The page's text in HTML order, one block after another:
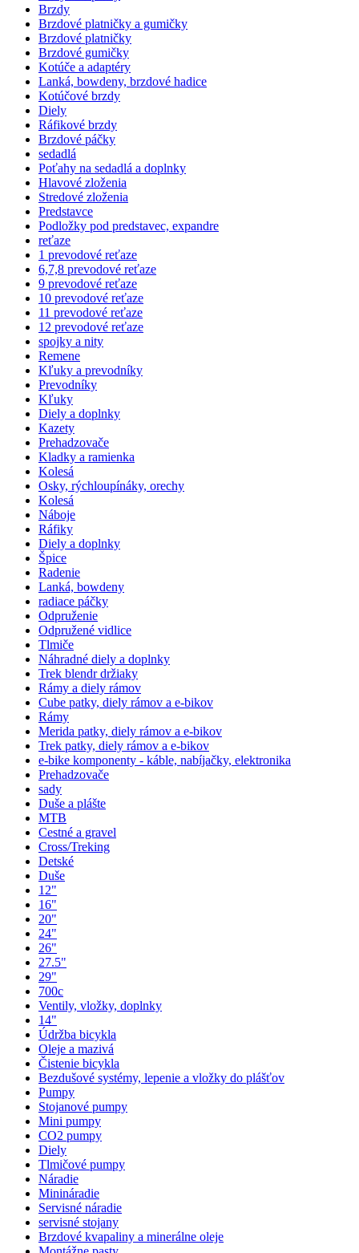
Brzdy
Brzdové platničky a gumičky
Brzdové platničky
Brzdové gumičky
Kotúče a adaptéry
Lanká, bowdeny, brzdové hadice
Kotúčové brzdy
Diely
Ráfikové brzdy
Brzdové páčky
sedadlá
Poťahy na sedadlá a doplnky
Hlavové zloženia
Stredové zloženia
Predstavce
Podložky pod predstavec, expandre
reťaze
1 prevodové reťaze
6,7,8 prevodové reťaze
9 prevodové reťaze
10 prevodové reťaze
11 prevodové reťaze
12 prevodové reťaze
spojky a nity
Remene
Kľuky a prevodníky
Prevodníky
Kľuky
Diely a doplnky
Kazety
Prehadzovače
Kladky a ramienka
Kolesá
Osky, rýchloupínáky, orechy
Kolesá
Náboje
Ráfiky
Diely a doplnky
Špice
Radenie
Lanká, bowdeny
radiace páčky
Odpruženie
Odpružené vidlice
Tlmiče
Náhradné diely a doplnky
Trek blendr držiaky
Rámy a diely rámov
Cube patky, diely rámov a e-bikov
Rámy
Merida patky, diely rámov a e-bikov
Trek patky, diely rámov a e-bikov
e-bike komponenty - káble, nabíjačky, elektronika
Prehadzovače
sady
Duše a plášte
MTB
Cestné a gravel
Cross/Treking
Detské
Duše
12"
16"
20"
24"
26"
27.5"
29"
700c
Ventily, vložky, doplnky
14"
Údržba bicykla
Oleje a mazivá
Čistenie bicykla
Bezdušové systémy, lepenie a vložky do plášťov
Pumpy
Stojanové pumpy
Mini pumpy
CO2 pumpy
Diely
Tlmičové pumpy
Náradie
Minináradie
Servisné náradie
servisné stojany
Brzdové kvapaliny a minerálne oleje